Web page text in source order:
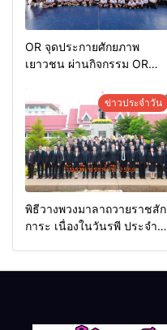
OR จุดประกายศักยภาพ
เยาวชน ผ่านกิจกรรม OR
ข่าวประจำวัน
พิธีวางพวงมาลาถวายราชสัก
การะ เนื่องในวันรพี ประจำปี